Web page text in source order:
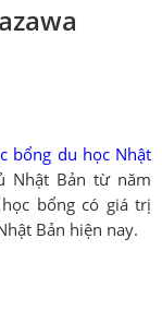
bổng du học Nhật
Nhật Bản từ năm
bổng có giá trị
Bản hiện nay.